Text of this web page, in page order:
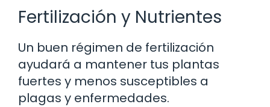
Fertilización y Nutrientes
Un buen régimen de fertilización
ayudará a mantener tus plantas
fuertes y menos susceptibles a
plagas y enfermedades.